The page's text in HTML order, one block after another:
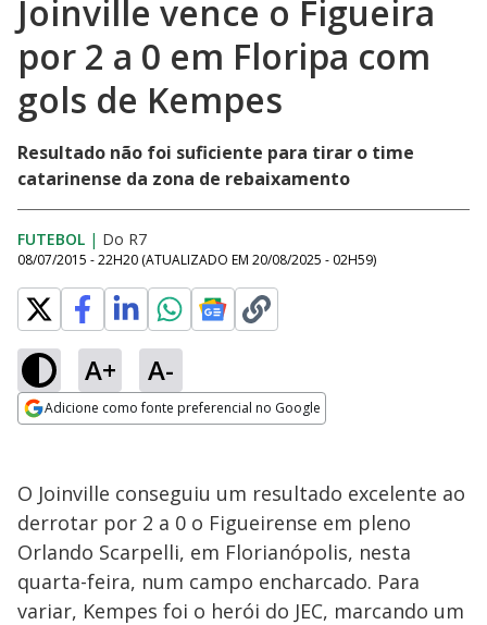
Joinville vence o Figueira
por 2 a 0 em Floripa com
gols de Kempes
Resultado não foi suficiente para tirar o time
catarinense da zona de rebaixamento
FUTEBOL | Do R7
08/07/2015 - 22H20 (ATUALIZADO EM 20/08/2025 - 02H59)
A+ A-
Adicione como fonte preferencial no Google
O Joinville conseguiu um resultado excelente ao
derrotar por 2 a 0 o Figueirense em pleno
Orlando Scarpelli, em Florianópolis, nesta
quarta-feira, num campo encharcado. Para
variar, Kempes foi o herói do JEC, marcando um